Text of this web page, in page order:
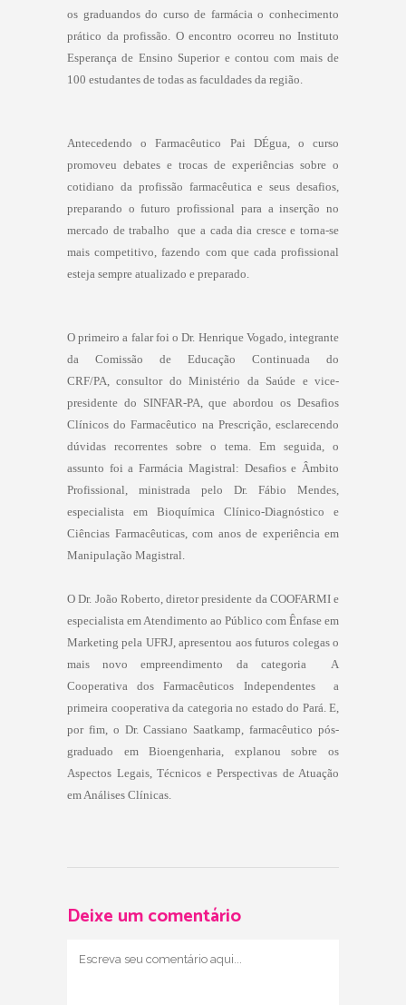
os graduandos do curso de farmácia o conhecimento
prático da profissão. O encontro ocorreu no Instituto
Esperança de Ensino Superior e contou com mais de
100 estudantes de todas as faculdades da região
Antecedendo o Farmacêutico Pai DÉgua, o curso
promoveu debates e trocas de experiências sobre o
cotidiano da profissão farmacêutica e seus desafios,
preparando o futuro profissional para a inserção no
mercado de trabalho  que a cada dia cresce e torna-se
mais competitivo, fazendo com que cada profissional
esteja sempre atualizado e preparado.
O primeiro a falar foi o Dr. Henrique Vogado, integrante
da Comissão de Educação Continuada do
CRF/PA, consultor do Ministério da Saúde e vice-
presidente do SINFAR-PA, que abordou os Desafios
Clínicos do Farmacêutico na Prescrição, esclarecendo
dúvidas recorrentes sobre o tema. Em seguida, o
assunto foi a Farmácia Magistral: Desafios e Âmbito
Profissional, ministrada pelo Dr. Fábio Mendes,
especialista em Bioquímica Clínico-Diagnóstico e
Ciências Farmacêuticas, com anos de experiência em
Manipulação Magistral.
O Dr. João Roberto, diretor presidente da COOFARMI e
especialista em Atendimento ao Público com Ênfase em
Marketing pela UFRJ, apresentou aos futuros colegas o
mais novo empreendimento da categoria  A
Cooperativa dos Farmacêuticos Independentes  a
primeira cooperativa da categoria no estado do Pará. E,
por fim, o Dr. Cassiano Saatkamp, farmacêutico pós-
graduado em Bioengenharia, explanou sobre os
Aspectos Legais, Técnicos e Perspectivas de Atuação
em Análises Clínicas.
Deixe um comentário